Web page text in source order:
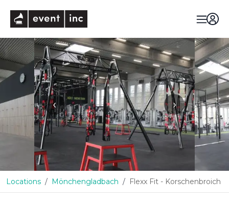
‹ ›
Locations Mönchengladbach Flexx Fit - Korschenbroich